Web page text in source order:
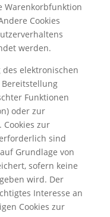
Warenkorbfunktion
Cookies
werden.
elektronischen
Funktionen
oder zur
Cookies zur
sind
Grundlage von
sofern keine
wird. Der
Interesse an
Cookies zur